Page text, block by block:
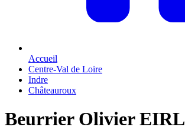
Accueil
Centre-Val de Loire
Indre
Châteauroux
Beurrier Olivier EIRL